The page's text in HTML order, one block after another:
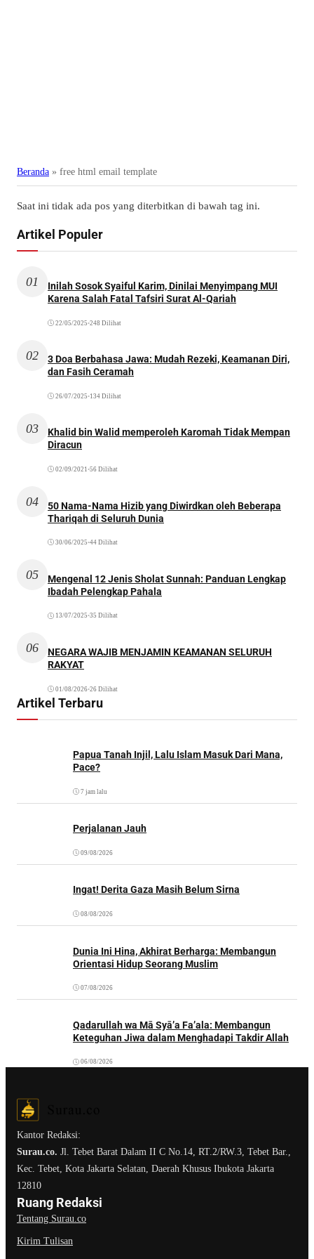
Beranda » free html email template
Saat ini tidak ada pos yang diterbitkan di bawah tag ini.
Artikel Populer
01
Inilah Sosok Syaiful Karim, Dinilai Menyimpang MUI
Karena Salah Fatal Tafsiri Surat Al-Qariah
22/05/2025 •248 Dilihat
02
3 Doa Berbahasa Jawa: Mudah Rezeki, Keamanan Diri,
dan Fasih Ceramah
26/07/2025 •134 Dilihat
03
Khalid bin Walid memperoleh Karomah Tidak Mempan
Diracun
02/09/2021 •56 Dilihat
04
50 Nama-Nama Hizib yang Diwirdkan oleh Beberapa
Thariqah di Seluruh Dunia
30/06/2025 •44 Dilihat
05
Mengenal 12 Jenis Sholat Sunnah: Panduan Lengkap
Ibadah Pelengkap Pahala
13/07/2025 •35 Dilihat
06
NEGARA WAJIB MENJAMIN KEAMANAN SELURUH
RAKYAT
01/08/2026•26 Dilihat
Artikel Terbaru
Papua Tanah Injil, Lalu Islam Masuk Dari Mana,
Pace?
7 jam lalu
Perjalanan Jauh
09/08/2026
Ingat! Derita Gaza Masih Belum Sirna
08/08/2026
Dunia Ini Hina, Akhirat Berharga: Membangun
Orientasi Hidup Seorang Muslim
07/08/2026
Qadarullah wa Mā Syā’a Fa’ala: Membangun
Keteguhan Jiwa dalam Menghadapi Takdir Allah
06/08/2026
Kantor Redaksi:
Surau.co. Jl. Tebet Barat Dalam II C No.14, RT.2/RW.3, Tebet Bar.,
Kec. Tebet, Kota Jakarta Selatan, Daerah Khusus Ibukota Jakarta
12810
Ruang Redaksi
Tentang Surau.co
Kirim Tulisan